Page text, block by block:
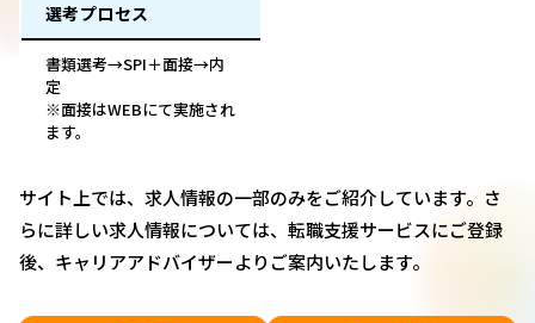
選考プロセス
書類選考→SPI＋面接→内
定
※面接はWEBにて実施され
ます。
サイト上では、求人情報の一部のみをご紹介しています。さ
らに詳しい求人情報については、転職支援サービスにご登録
後、キャリアアドバイザーよりご案内いたします。